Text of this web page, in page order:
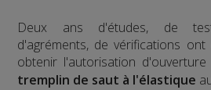
​Deux ans d'études, de
d'agréments, de vérifications
obtenir l'autorisation
tremplin de saut à l'élastique